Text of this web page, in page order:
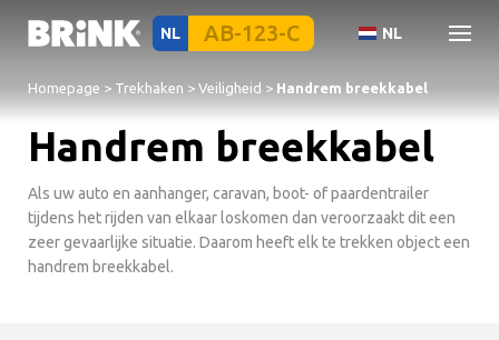
NL NL
Homepage > Trekhaken > Veiligheid > Handrem breekkabel
Handrem breekkabel
Als uw auto en aanhanger, caravan, boot- of paardentrailer
tijdens het rijden van elkaar loskomen dan veroorzaakt dit een
zeer gevaarlijke situatie. Daarom heeft elk te trekken object een
handrem breekkabel.